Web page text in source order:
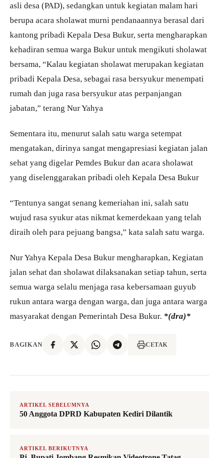
asli desa (PAD), sedangkan untuk kegiatan malam hari
berupa acara sholawat murni pendanaannya berasal dari
kantong pribadi Kepala Desa Bukur, serta mengharapkan
kehadiran semua warga Bukur untuk mengikuti sholawat
bersama, “Kalau kegiatan sholawat merupakan kegiatan
pribadi Kepala Desa, sebagai rasa bersyukur menempati
rumah dan juga rasa bersyukur atas perpanjangan
jabatan,” terang Nur Yahya
Sementara itu, menurut salah satu warga setempat
mengatakan, dirinya sangat mengapresiasi kegiatan jalan
sehat yang digelar Pemdes Bukur dan acara sholawat
yang diselenggarakan pribadi oleh Kepala Desa Bukur
“Tentunya sangat senang kemeriahan ini, salah satu
wujud rasa syukur atas nikmat kemerdekaan yang telah
diraih oleh para pejuang bangsa,” kata salah satu warga.
Nur Yahya Kepala Desa Bukur mengharapkan, Kegiatan
jalan sehat dan sholawat dilaksanakan setiap tahun, serta
semua warga selalu menjaga rasa kebersamaan guyub
rukun antara warga dengan warga, dan juga antara warga
masyarakat dengan Pemerintah Desa Bukur. *(dra)*
BAGIKAN CETAK
ARTIKEL SEBELUMNYA
50 Anggota DPRD Kabupaten Kediri Dilantik
ARTIKEL BERIKUTNYA